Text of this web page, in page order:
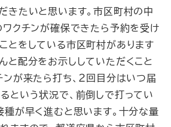
きたいと思います。市区町村の中
ワクチンが確保できたら予約を受け
とをしている市区町村があります
と配分をお示ししていただくこと
ンが来たら打ち、２回目分はいつ届
という状況で、前倒しで打ってい
種が早く進むと思います。十分な量